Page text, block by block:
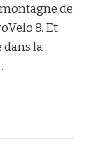
de
8. Et
dans la